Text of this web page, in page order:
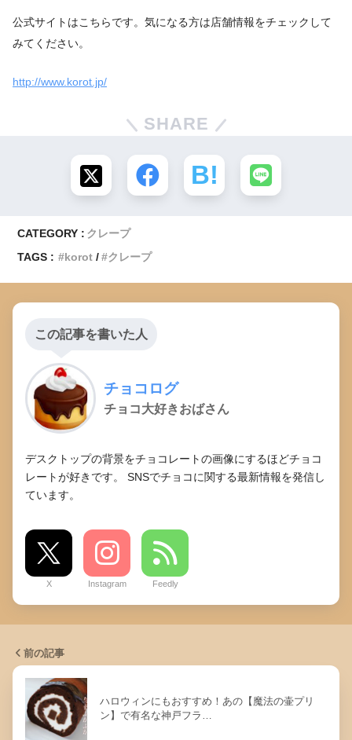
公式サイトはこちらです。気になる方は店舗情報をチェックして
みてください。
http://www.korot.jp/
SHARE
CATEGORY : クレープ
TAGS :
korot クレープ
この記事を書いた人
チョコログ
チョコ大好きおばさん
デスクトップの背景をチョコレートの画像にするほどチョコ
レートが好きです。 SNSでチョコに関する最新情報を発信し
ています。
X Instagram Feedly
前の記事
ハロウィンにもおすすめ！あの【魔法の壷プリ
ン】で有名な神戸フラ…